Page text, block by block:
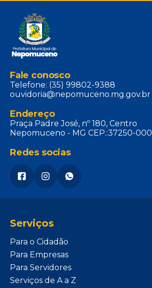
Fale conosco
Telefone: (35) 99802-9388
ouvidoria@nepomuceno.mg.gov.br
Endereço
Praça Padre José, nº 180, Centro
Nepomuceno - MG CEP.:37250-000
Redes socias
Serviços
Para o Cidadão
Para Empresas
Para Servidores
Serviços de A a Z